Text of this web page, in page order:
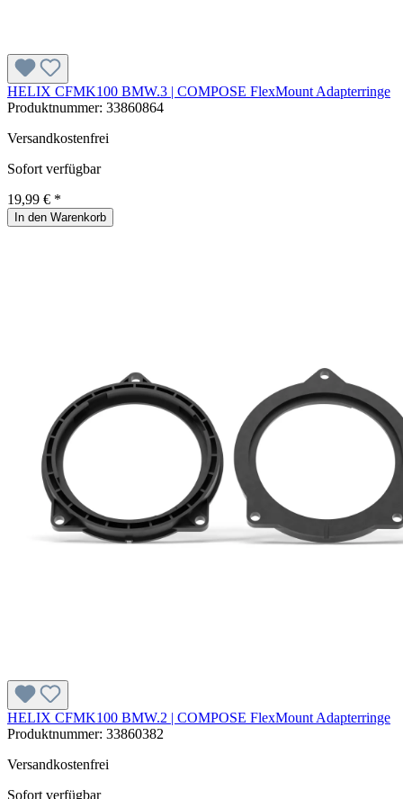
HELIX CFMK100 BMW.3 | COMPOSE FlexMount Adapterringe
Produktnummer: 33860864
Versandkostenfrei
Sofort verfügbar
19,99 € *
In den Warenkorb
HELIX CFMK100 BMW.2 | COMPOSE FlexMount Adapterringe
Produktnummer: 33860382
Versandkostenfrei
Sofort verfügbar